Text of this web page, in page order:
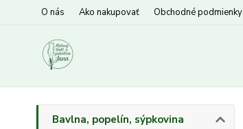
O nás Ako nakupovať Obchodné podmienky
Bavlna, popelín, sýpkovina